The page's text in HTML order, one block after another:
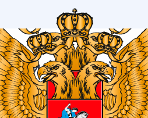
(типовой)
/ Русский / 02-